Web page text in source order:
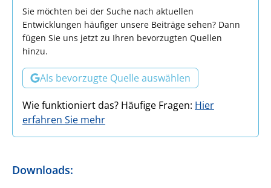
Sie möchten bei der Suche nach aktuellen
Entwicklungen häufiger unsere Beiträge sehen? Dann
fügen Sie uns jetzt zu Ihren bevorzugten Quellen
hinzu.
Als bevorzugte Quelle auswählen
Wie funktioniert das? Häufige Fragen: Hier
erfahren Sie mehr
Downloads: